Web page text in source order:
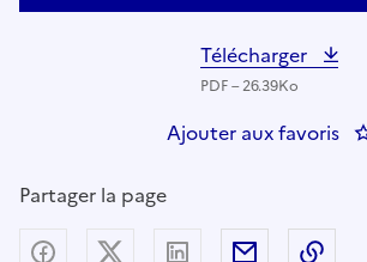
Télécharger
PDF – 26.39Ko
Ajouter aux favoris :
Partager la page
Partager sur Facebook
Partager sur X
Partager surPartager